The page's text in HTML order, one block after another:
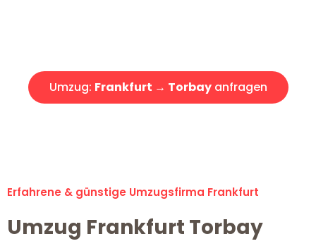
Umzug: Frankfurt → Torbayanfragen
Erfahrene & günstige Umzugsfirma Frankfurt
Umzug Frankfurt Torbay